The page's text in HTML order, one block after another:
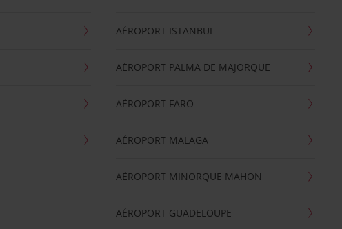
AÉROPORT ISTANBUL
AÉROPORT PALMA DE MAJORQUE
AÉROPORT FARO
AÉROPORT MALAGA
AÉROPORT MINORQUE MAHON
AÉROPORT GUADELOUPE